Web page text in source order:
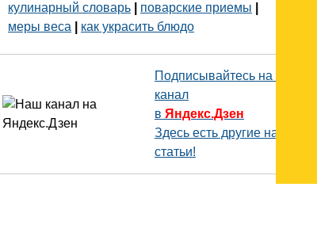
кулинарный словарь поварские приемы
меры веса
как украсить блюдо
Подписывайтесь на наш
канал
в Яндекс.Дзен
Здесь есть другие наши
статьи!